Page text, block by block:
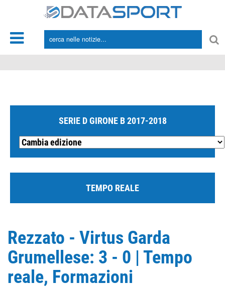
SERIE D GIRONE B 2017-2018
TEMPO REALE
Rezzato - Virtus Garda
Grumellese: 3 - 0 | Tempo
reale, Formazioni